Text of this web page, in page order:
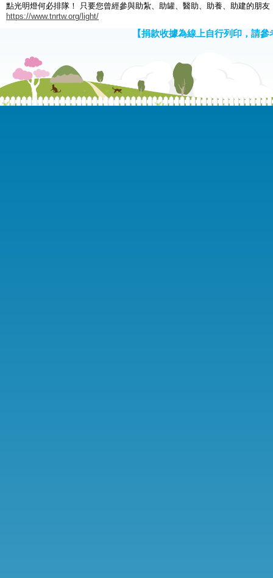
點光明燈何必排隊！ 只要您曾經參與助紮、助罐、醫助、助養、助建的朋
https://www.tnrtw.org/light/
【捐款收據為線上自行列印，請參